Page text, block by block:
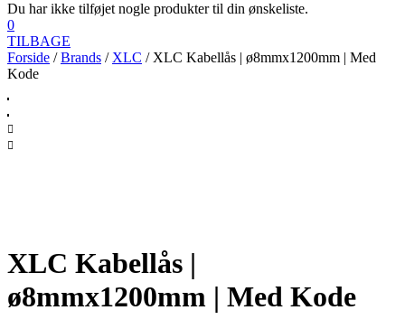
Du har ikke tilføjet nogle produkter til din ønskeliste.
0
TILBAGE
Forside /Brands / XLC / XLC Kabellås | ø8mmx1200mm | Med
Kode
XLC Kabellås |
ø8mmx1200mm | Med Kode